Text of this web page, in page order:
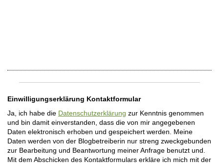
Einwilligungserklärung Kontaktformular
Ja, ich habe die Datenschutzerklärung zur Kenntnis genommen
und bin damit einverstanden, dass die von mir angegebenen
Daten elektronisch erhoben und gespeichert werden. Meine
Daten werden von der Blogbetreiberin nur streng zweckgebunden
zur Bearbeitung und Beantwortung meiner Anfrage benutzt und.
Mit dem Abschicken des Kontaktformulars erkläre ich mich mit der